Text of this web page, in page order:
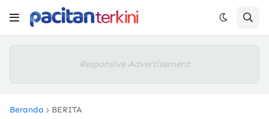
Responsive Advertisement
Beranda BERITA